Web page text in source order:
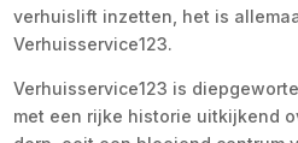
verhuislift inzetten, het is
Verhuisservice123.
Verhuisservice123 is
met een rijke historie uitkijkend